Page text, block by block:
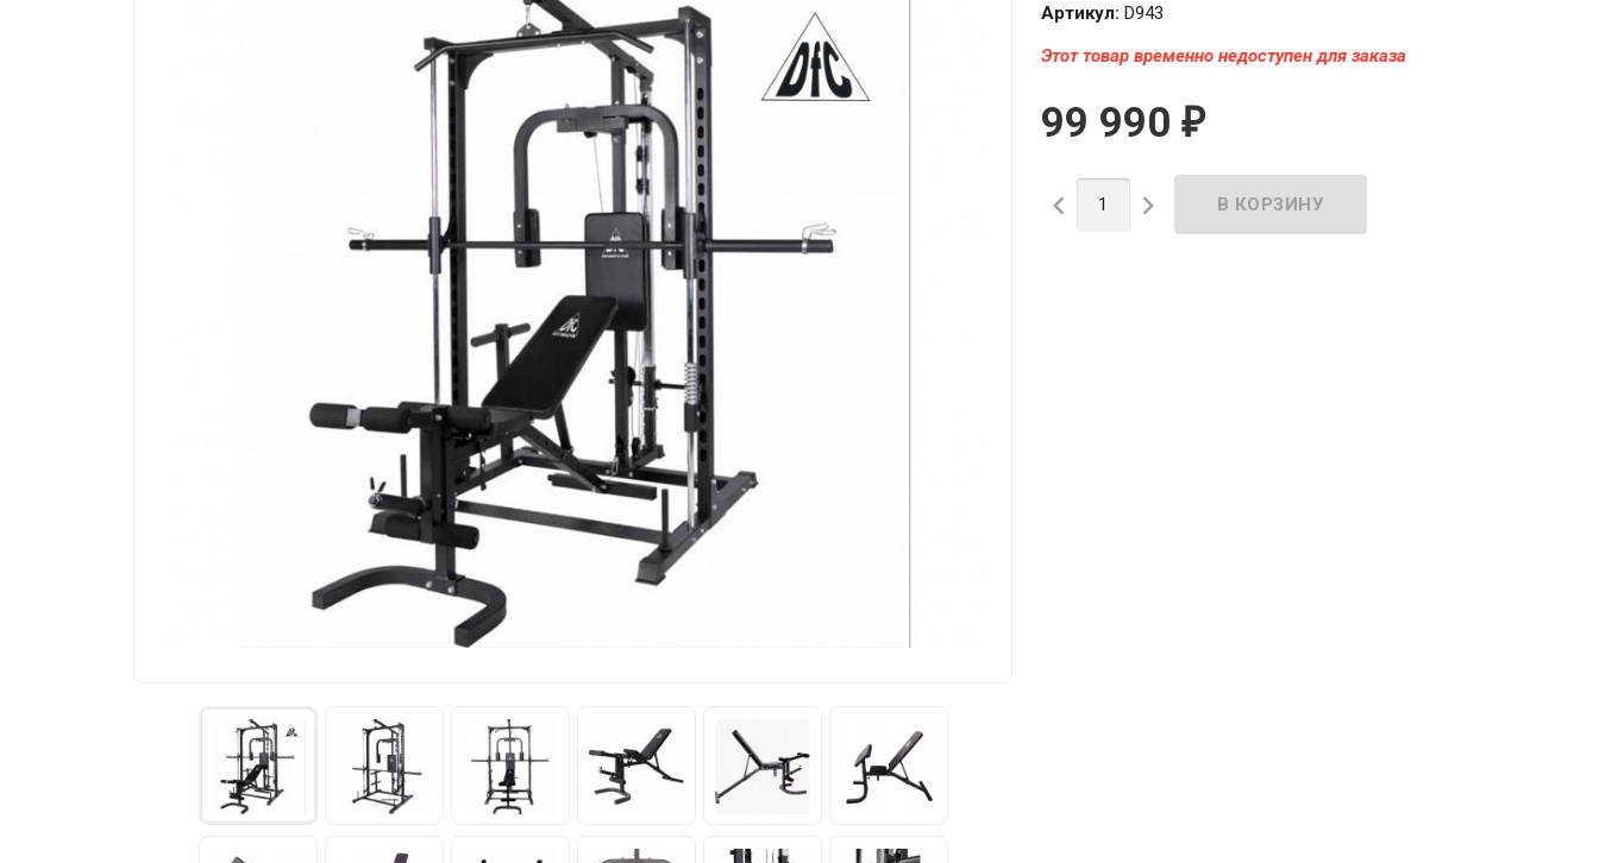
Артикул: D943
Этот товар временно недоступен для заказа
99 990 ₽
 